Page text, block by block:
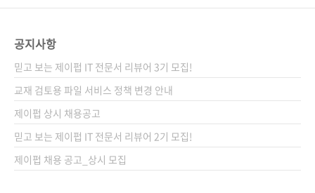
시기에 적당합니다. 책은..
도 나왔었죠? 파이썬을 이용하고자 하는 분이라
면 그 책을, 자바스크립트를 이용하시겠다면 저
희 책을 이용해주시면 좋을 것 같습니다. 옮긴이
머리말에도 밝히고 있듯이, 이 책은 이동규 역자
님이 일본 여행 중 ..
공지사항
믿고 보는 제이펍 IT 전문서 리뷰어 3기 모집!
교재 검토용 파일 서비스 정책 변경 안내
제이펍 상시 채용공고
믿고 보는 제이펍 IT 전문서 리뷰어 2기 모집!
제이펍 채용 공고_상시 모집